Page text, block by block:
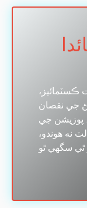
ڪسٽمائيز،
جي نقصان
پوزيشن جي
نه هوندو،
ٿي سگهي ٿو